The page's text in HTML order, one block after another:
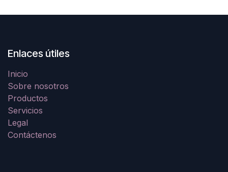
Enlaces útiles
Inicio
Sobre nosotros
Productos
Servicios
Legal
Contáctenos